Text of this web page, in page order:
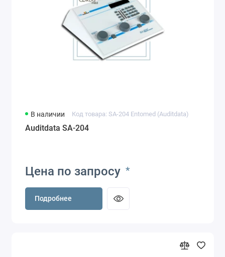
В наличии Код товара: SA-204 Entomed (Auditdata)
Auditdata SA-204
Цена по запросу *
Подробнее